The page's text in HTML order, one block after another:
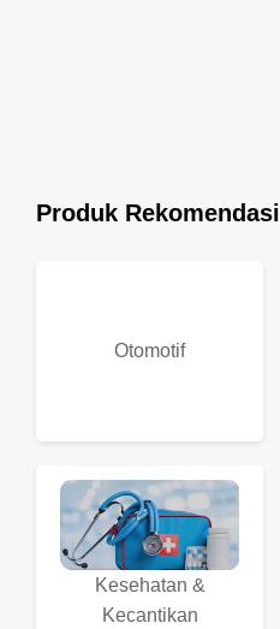
Produk Rekomendasi
Otomotif
Kesehatan &
Kecantikan